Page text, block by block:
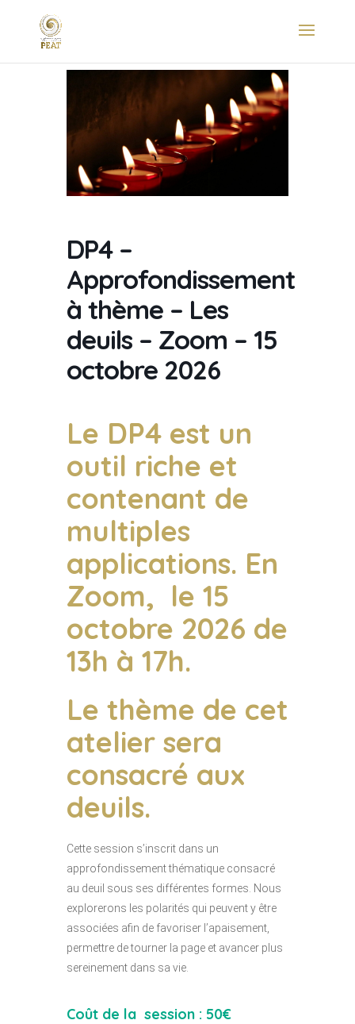
DP4 –
Approfondissement
à thème – Les
deuils – Zoom – 15
octobre 2026
Le DP4 est un
outil riche et
contenant de
multiples
applications. En
Zoom, le 15
octobre 2026 de
13h à 17h.
Le thème de cet
atelier sera
consacré aux
deuils.
Cette session s’inscrit dans un
approfondissement thématique consacré
au deuil sous ses différentes formes. Nous
explorerons les polarités qui peuvent y être
associées afin de favoriser l’apaisement,
permettre de tourner la page et avancer plus
sereinement dans sa vie.
Coût de la session : 50€